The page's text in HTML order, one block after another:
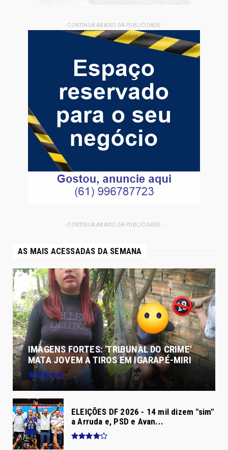
- CONTINUA ABAIXO DA PUBLICIDADE -
- CONTINUA ABAIXO DA PUBLICIDADE -
AS MAIS ACESSADAS DA SEMANA
IMAGENS FORTES: 'TRIBUNAL DO CRIME'
MATA JOVEM A TIROS EM IGARAPÉ-MIRI
ELEIÇÕES DF 2026 - 14 mil dizem "sim"
a Arruda e, PSD e Avan...